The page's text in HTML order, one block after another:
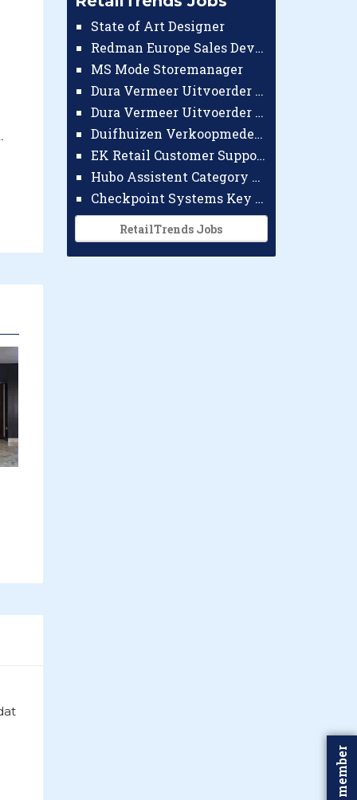
State of Art Designer
Redman Europe Sales Developer (Europe)
MS Mode Storemanager
Dura Vermeer Uitvoerder GWW Amsterdam
Dura Vermeer Uitvoerder Civiel Nijmegen
Duifhuizen Verkoopmedewerker Ridderkerk
EK Retail Customer Support Omnichannel
Hubo Assistent Category Manager
Checkpoint Systems Key Accountmanager Benelux
RetailTrends Jobs